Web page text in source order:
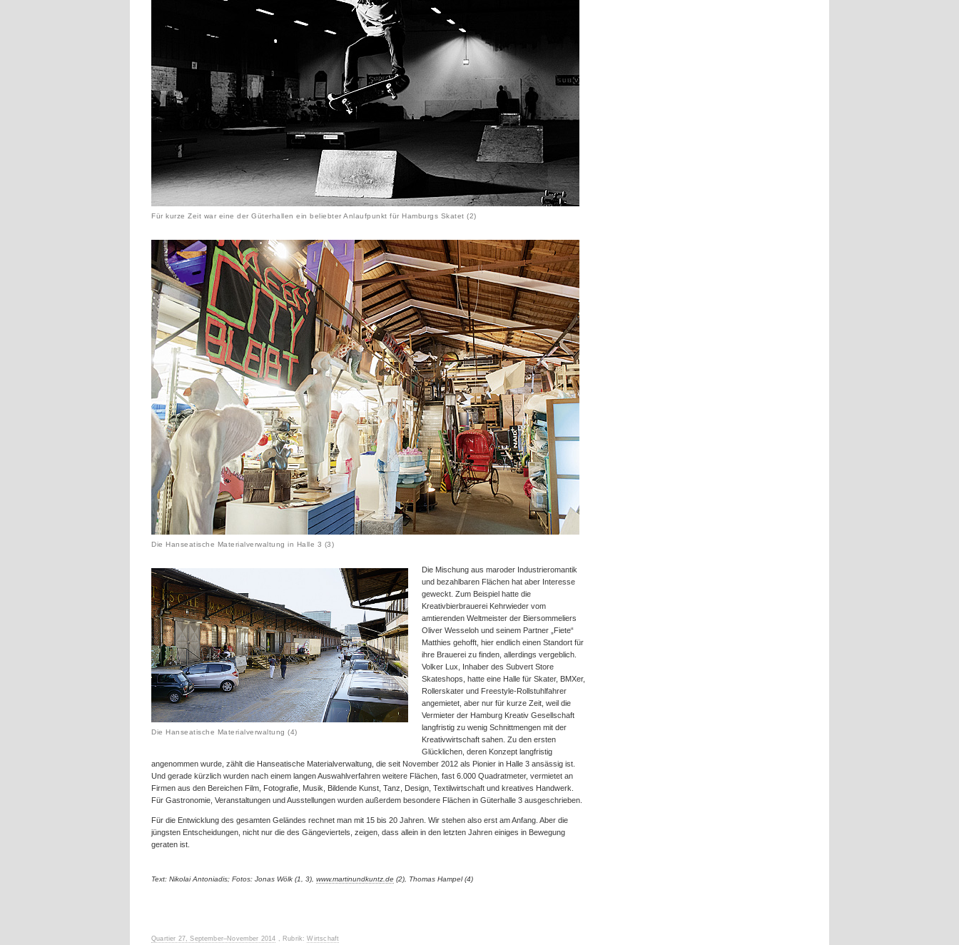
Für kurze Zeit war eine der Güterhallen ein beliebter Anlaufpunkt für Hamburgs Skatet (2)
Die Hanseatische Materialverwaltung in Halle 3 (3)
Die Hanseatische Materialverwaltung (4)
Die Mischung aus maroder Industrieromantik
und bezahlbaren Flächen hat aber Interesse
geweckt. Zum Beispiel hatte die
Kreativbierbrauerei Kehrwieder vom
amtierenden Weltmeister der Biersommeliers
Oliver Wesseloh und seinem Partner „Fiete“
Matthies gehofft, hier endlich einen Standort für
ihre Brauerei zu finden, allerdings vergeblich.
Volker Lux, Inhaber des Subvert Store
Skateshops, hatte eine Halle für Skater, BMXer,
Rollerskater und Freestyle-Rollstuhlfahrer
angemietet, aber nur für kurze Zeit, weil die
Vermieter der Hamburg Kreativ Gesellschaft
langfristig zu wenig Schnittmengen mit der
Kreativwirtschaft sahen. Zu den ersten
Glücklichen, deren Konzept langfristig
angenommen wurde, zählt die Hanseatische Materialverwaltung, die seit November 2012 als Pionier in Halle 3 ansässig ist.
Und gerade kürzlich wurden nach einem langen Auswahlverfahren weitere Flächen, fast 6.000 Quadratmeter, vermietet an
Firmen aus den Bereichen Film, Fotografie, Musik, Bildende Kunst, Tanz, Design, Textilwirtschaft und kreatives Handwerk.
Für Gastronomie, Veranstaltungen und Ausstellungen wurden außerdem besondere Flächen in Güterhalle 3 ausgeschrieben.
Für die Entwicklung des gesamten Geländes rechnet man mit 15 bis 20 Jahren. Wir stehen also erst am Anfang. Aber die
jüngsten Entscheidungen, nicht nur die des Gängeviertels, zeigen, dass allein in den letzten Jahren einiges in Bewegung
geraten ist.
Text: Nikolai Antoniadis; Fotos: Jonas Wölk (1, 3), www.martinundkuntz.de (2), Thomas Hampel (4)
Quartier 27, September–November 2014 , Rubrik:Wirtschaft